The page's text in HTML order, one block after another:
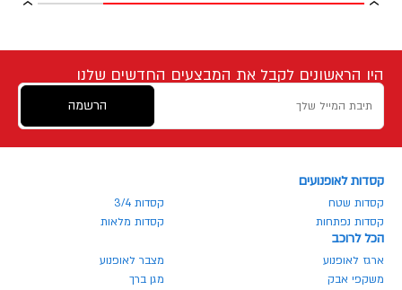
היו הראשונים לקבל את המבצעים החדשים שלנו
הרשמה
קסדות לאופנועים
קסדות שטח
קסדות 3/4
קסדות נפתחות
קסדות מלאות
הכל לרוכב
ארגז לאופנוע
מצבר לאופנוע
משקפי אבק
מגן ברך